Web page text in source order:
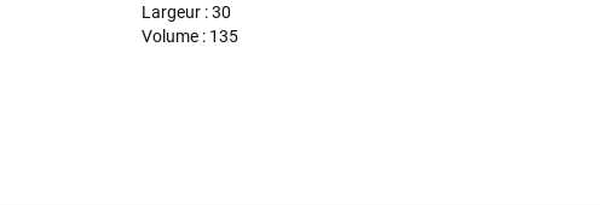
Largeur : 30
Volume : 135